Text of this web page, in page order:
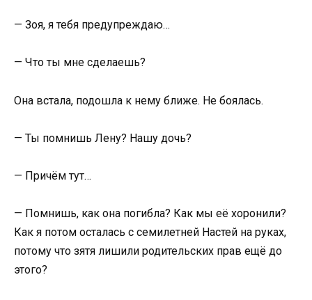
— Зоя, я тебя предупреждаю…
— Что ты мне сделаешь?
Она встала, подошла к нему ближе. Не боялась.
— Ты помнишь Лену? Нашу дочь?
— Причём тут…
— Помнишь, как она погибла? Как мы её хоронили?
Как я потом осталась с семилетней Настей на руках,
потому что зятя лишили родительских прав ещё до
этого?